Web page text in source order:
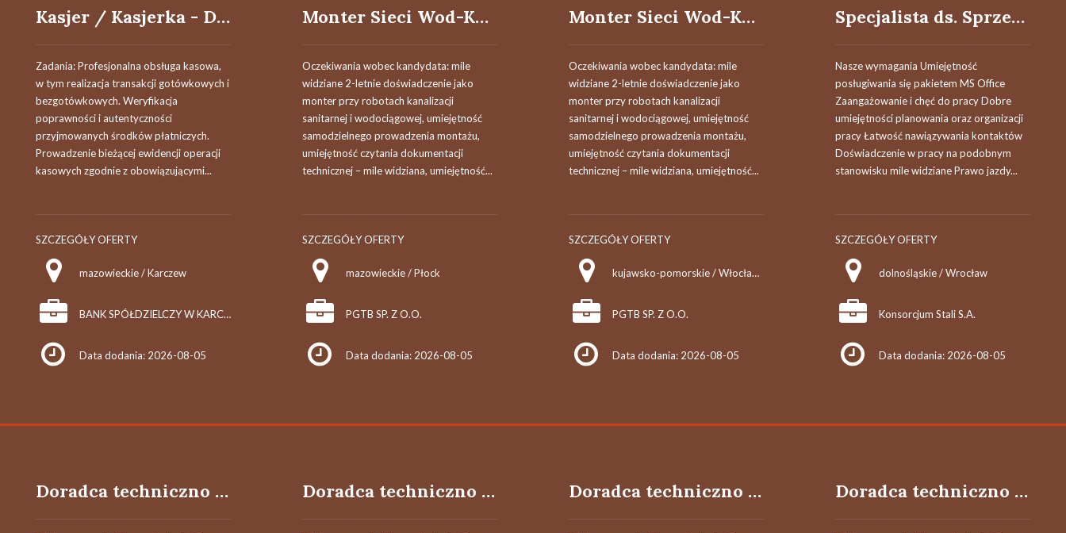
Kasjer / Kasjerka - Dysponent (K/M)
Zadania: Profesjonalna obsługa kasowa,
w tym realizacja transakcji gotówkowych i
bezgotówkowych. Weryfikacja
poprawności i autentyczności
przyjmowanych środków płatniczych.
Prowadzenie bieżącej ewidencji operacji
kasowych zgodnie z obowiązującymi...
SZCZEGÓŁY OFERTY
mazowieckie / Karczew
BANK SPÓŁDZIELCZY W KARCZEWIE
Data dodania: 2026-08-05
Monter Sieci Wod-Kan (M,K)
Oczekiwania wobec kandydata: mile
widziane 2-letnie doświadczenie jako
monter przy robotach kanalizacji
sanitarnej i wodociągowej, umiejętność
samodzielnego prowadzenia montażu,
umiejętność czytania dokumentacji
technicznej – mile widziana, umiejętność...
SZCZEGÓŁY OFERTY
mazowieckie / Płock
PGTB SP. Z O.O.
Data dodania: 2026-08-05
Monter Sieci Wod-Kan (M,K)
Oczekiwania wobec kandydata: mile
widziane 2-letnie doświadczenie jako
monter przy robotach kanalizacji
sanitarnej i wodociągowej, umiejętność
samodzielnego prowadzenia montażu,
umiejętność czytania dokumentacji
technicznej – mile widziana, umiejętność...
SZCZEGÓŁY OFERTY
kujawsko-pomorskie / Włocławek
PGTB SP. Z O.O.
Data dodania: 2026-08-05
Specjalista ds. Sprzedaży (K/M)
Nasze wymagania Umiejętność
posługiwania się pakietem MS Office
Zaangażowanie i chęć do pracy Dobre
umiejętności planowania oraz organizacji
pracy Łatwość nawiązywania kontaktów
Doświadczenie w pracy na podobnym
stanowisku mile widziane Prawo jazdy...
SZCZEGÓŁY OFERTY
dolnośląskie / Wrocław
Konsorcjum Stali S.A.
Data dodania: 2026-08-05
Doradca techniczno - handlowy / Doradczyni techniczno - handlowa Doradca techniczno - handlowy / Doradczyni techniczno - handlowa Doradca techniczno - handlowy / Doradczyni techniczno - handlowa Doradca techniczno - handlowy / Doradczyni techniczno - handlowa